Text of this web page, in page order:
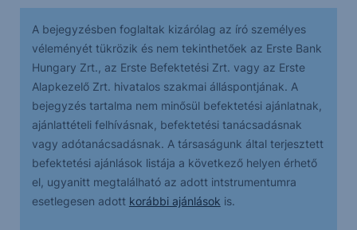
A bejegyzésben foglaltak kizárólag az író személyes
véleményét tükrözik és nem tekinthetőek az Erste Bank
Hungary Zrt., az Erste Befektetési Zrt. vagy az Erste
Alapkezelő Zrt. hivatalos szakmai álláspontjának. A
bejegyzés tartalma nem minősül befektetési ajánlatnak,
ajánlattételi felhívásnak, befektetési tanácsadásnak
vagy adótanácsadásnak. A társaságunk által terjesztett
befektetési ajánlások listája a következő helyen érhető
el, ugyanitt megtalálható az adott intstrumentumra
esetlegesen adott korábbi ajánlások is.